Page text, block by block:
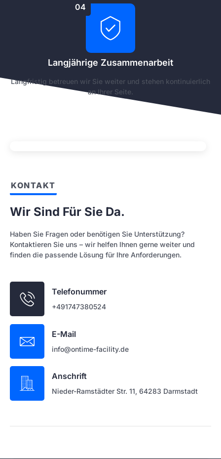
04
Langjährige Zusammenarbeit
Langfristig betreuen wir Sie weiter und stehen kontinuierlich
an Ihrer Seite.
KONTAKT
Wir Sind Für Sie Da.
Haben Sie Fragen oder benötigen Sie Unterstützung?
Kontaktieren Sie uns – wir helfen Ihnen gerne weiter und
finden die passende Lösung für Ihre Anforderungen.
Telefonummer
+491747380524
E-Mail
info@ontime-facility.de
Anschrift
Nieder-Ramstädter Str. 11, 64283 Darmstadt